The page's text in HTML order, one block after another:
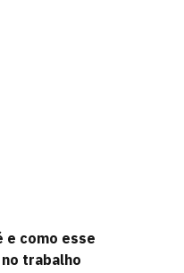
e como esse
trabalho